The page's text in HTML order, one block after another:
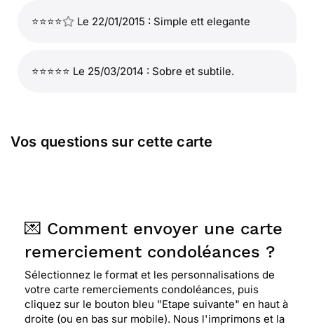
⭐⭐⭐⭐ Le 22/01/2015 : Simple ett elegante
⭐⭐⭐⭐⭐ Le 25/03/2014 : Sobre et subtile.
Vos questions sur cette carte
💌 Comment envoyer une carte
remerciement condoléances ?
Sélectionnez le format et les personnalisations de
votre carte remerciements condoléances, puis
cliquez sur le bouton bleu "Etape suivante" en haut à
droite (ou en bas sur mobile). Nous l'imprimons et la